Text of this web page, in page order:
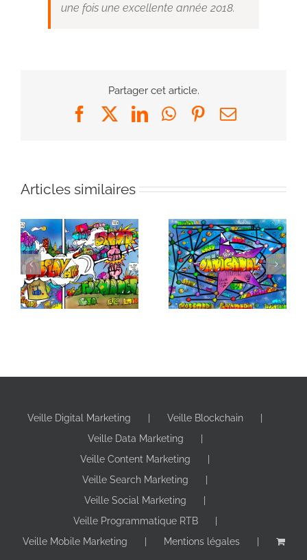
une fois une excellente année 2018.
Partager cet article.
FacebookLinkedInWhatsApp
Pinterest
Email
Articles similaires
écosystème digital
Veille Digital Marketing
Veille Blockchain
Veille Data Marketing
Veille Content Marketing
Veille Search Marketing
Veille Social Marketing
Veille Programmatique RTB
Veille Mobile Marketing
Mentions légales